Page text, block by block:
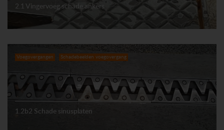
2.1 Vingervoeg schade ankers
Voegovergangen Schadebeelden voegovergang
1.2b2 Schade sinusplaten